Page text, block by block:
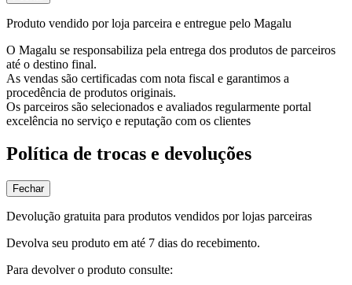
Produto vendido por loja parceira e entregue pelo Magalu
O Magalu se responsabiliza pela entrega dos produtos de parceiros
até o destino final.
As vendas são certificadas com nota fiscal e garantimos a
procedência de produtos originais.
Os parceiros são selecionados e avaliados regularmente portal
excelência no serviço e reputação com os clientes
Política de trocas e devoluções
Fechar
Devolução gratuita para produtos vendidos por lojas parceiras
Devolva seu produto em até 7 dias do recebimento.
Para devolver o produto consulte: